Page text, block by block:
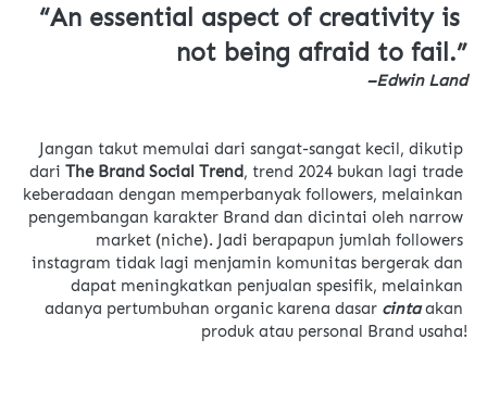
“An essential aspect of creativity is
not being afraid to fail.”
–Edwin Land
Jangan takut memulai dari sangat-sangat kecil, dikutip
dari The Brand Social Trend, trend 2024 bukan lagi trade
keberadaan dengan memperbanyak followers, melainkan
pengembangan karakter Brand dan dicintai oleh narrow
market (niche). Jadi berapapun jumlah followers
instagram tidak lagi menjamin komunitas bergerak dan
dapat meningkatkan penjualan spesifik, melainkan
adanya pertumbuhan organic karena dasar cinta akan
produk atau personal Brand usaha!